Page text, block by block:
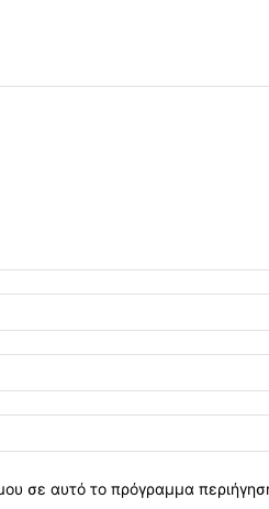
σε αυτό το πρόγραμμα